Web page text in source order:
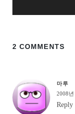
2 COMMENTS
마루
2008년
Reply